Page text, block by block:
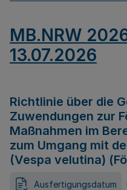
MB.NRW
13.07.2026
Richtlinie über die
Zuwendungen zur
Maßnahmen im
zum Umgang mit
(Vespa velutina)
Ausfertigungsdatum